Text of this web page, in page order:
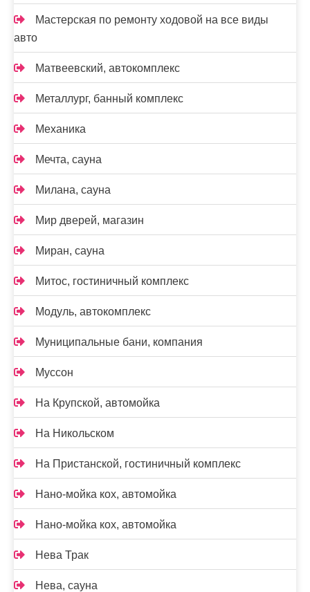
Мастерская по ремонту ходовой на все виды
авто
Матвеевский, автокомплекс
Металлург, банный комплекс
Механика
Мечта, сауна
Милана, сауна
Мир дверей, магазин
Миран, сауна
Митос, гостиничный комплекс
Модуль, автокомплекс
Муниципальные бани, компания
Муссон
На Крупской, автомойка
На Никольском
На Пристанской, гостиничный комплекс
Нано-мойка кох, автомойка
Нано-мойка кох, автомойка
Нева Трак
Нева, сауна